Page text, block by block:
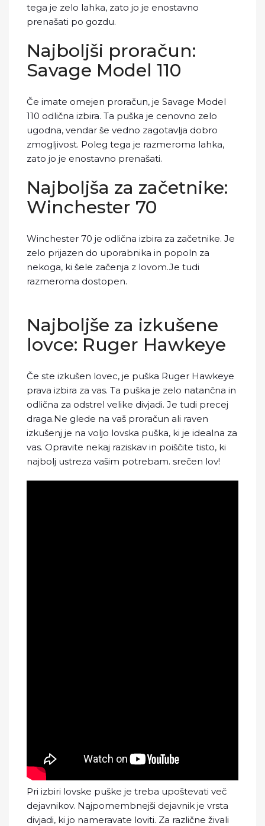
tega je zelo lahka, zato jo je enostavno
prenašati po gozdu.
Najboljši proračun:
Savage Model 110
Če imate omejen proračun, je Savage Model
110 odlična izbira. Ta puška je cenovno zelo
ugodna, vendar še vedno zagotavlja dobro
zmogljivost. Poleg tega je razmeroma lahka,
zato jo je enostavno prenašati.
Najboljša za začetnike:
Winchester 70
Winchester 70 je odlična izbira za začetnike. Je
zelo prijazen do uporabnika in popoln za
nekoga, ki šele začenja z lovom.Je tudi
razmeroma dostopen.
Najboljše za izkušene
lovce: Ruger Hawkeye
Če ste izkušen lovec, je puška Ruger Hawkeye
prava izbira za vas. Ta puška je zelo natančna in
odlična za odstrel velike divjadi. Je tudi precej
draga.Ne glede na vaš proračun ali raven
izkušenj je na voljo lovska puška, ki je idealna za
vas. Opravite nekaj raziskav in poiščite tisto, ki
najbolj ustreza vašim potrebam. srečen lov!
Pri izbiri lovske puške je treba upoštevati več
dejavnikov. Najpomembnejši dejavnik je vrsta
divjadi, ki jo nameravate loviti. Za različne živali